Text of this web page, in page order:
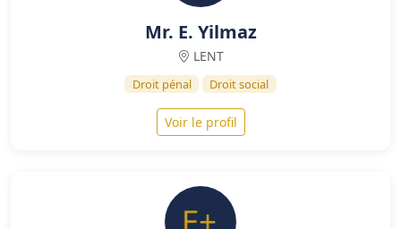
Mr. E. Yilmaz
LENT
Droit pénal Droit social
Voir le profil